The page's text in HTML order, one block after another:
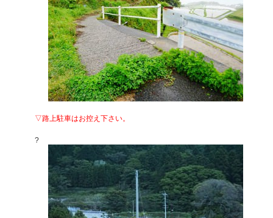
▽路上駐車はお控え下さい。
?